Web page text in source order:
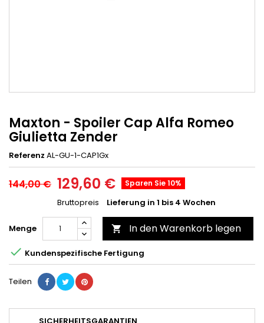
Maxton - Spoiler Cap Alfa Romeo
Giulietta Zender
Referenz AL-GU-1-CAP1Gx
144,00 € 129,60 € Sparen Sie 10%
Bruttopreis Lieferung in 1 bis 4 Wochen
Menge  In den Warenkorb legen
 Kundenspezifische Fertigung
Teilen